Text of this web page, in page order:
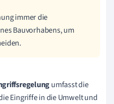
immer die
Bauvorhabens, um
umfasst die
Eingriffe in die Umwelt und